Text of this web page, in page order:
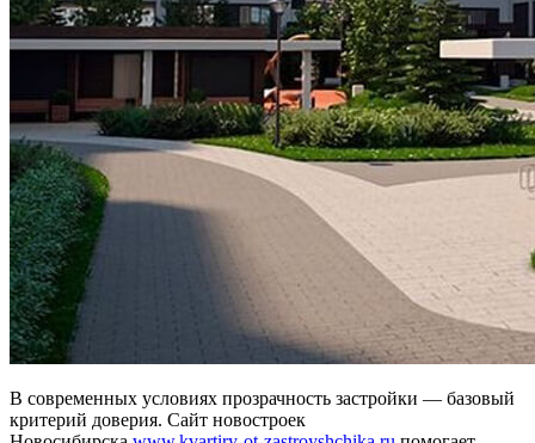
В современных условиях прозрачность застройки — базовый
критерий доверия. Сайт новостроек